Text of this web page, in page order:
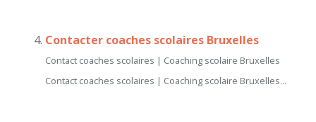
Contacter coaches scolaires Bruxelles
Contact coaches scolaires | Coaching scolaire Bruxelles
Contact coaches scolaires | Coaching scolaire Bruxelles...